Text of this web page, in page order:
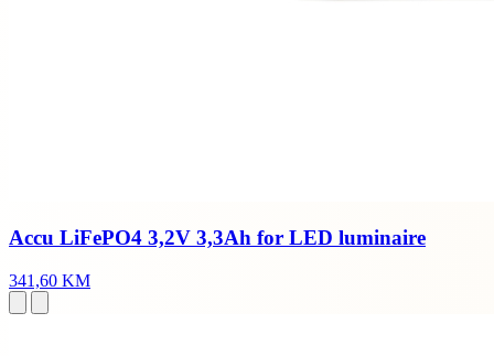
Accu LiFePO4 3,2V 3,3Ah for LED luminaire
341,60 KM